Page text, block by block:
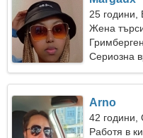
25 години,
Жена
Гримберген
Сериозна
Arno
42 години,
Работя в